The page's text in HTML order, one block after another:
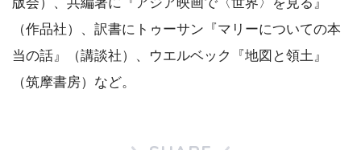
（作品社）、訳書にトゥーサン『マリーについての本
当の話』（講談社）、ウエルベック『地図と領土』
（筑摩書房）など。